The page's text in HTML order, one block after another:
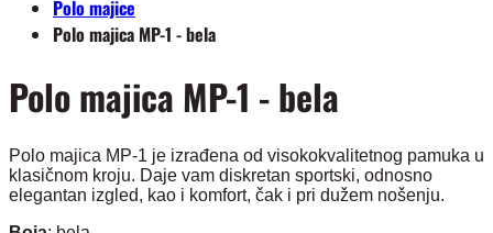
Polo majice
Polo majica MP-1 - bela
Polo majica MP-1 - bela
Polo majica MP-1 je izrađena od visokokvalitetnog pamuka u
klasičnom kroju. Daje vam diskretan sportski, odnosno
elegantan izgled, kao i komfort, čak i pri dužem nošenju.